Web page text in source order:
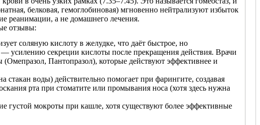
белковая, гемоглобиновая) мгновенно нейтрализуют избыток
реанимации, а не домашнего лечения.
отзывы:
соляную кислоту в желудке, что даёт быстрое, но
усилению секреции кислоты после прекращения действия. Врачи
Пантопразол), которые действуют эффективнее и
стакан воды) действительно помогает при фарингите, создавая
рта при стоматите или промывания носа (хотя здесь нужна
густой мокроты при кашле, хотя существуют более эффективные